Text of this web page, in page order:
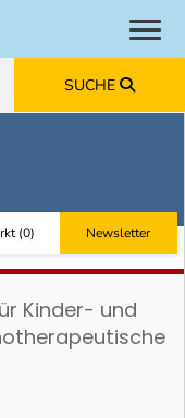
SUCHE
(0) Newsletter
Kinder- und